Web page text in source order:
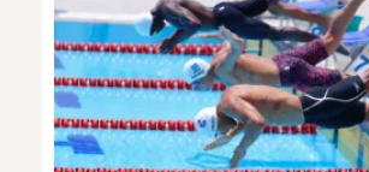
MULTIMEDIA
IMPRESO